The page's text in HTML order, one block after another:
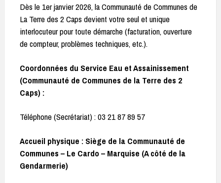
Dès le 1er janvier 2026, la Communauté de Communes de
La Terre des 2 Caps devient votre seul et unique
interlocuteur pour toute démarche (facturation, ouverture
de compteur, problèmes techniques, etc.).
Coordonnées du Service Eau et Assainissement
(Communauté de Communes de la Terre des 2
Caps) :
Téléphone (Secrétariat) : 03 21 87 89 57
Accueil physique : Siège de la Communauté de
Communes – Le Cardo – Marquise (A côté de la
Gendarmerie)